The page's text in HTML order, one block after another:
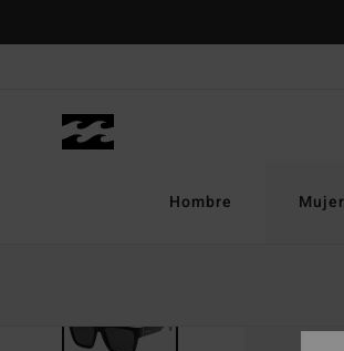
producto
Hombre Mujer